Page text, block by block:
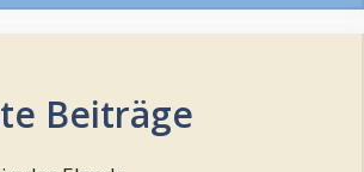
Beiträge